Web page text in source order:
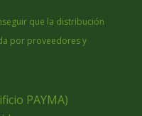
que la distribución
por proveedores y
PAYMA)